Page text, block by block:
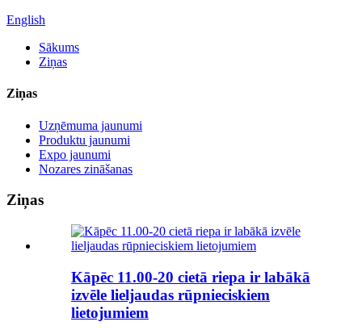
English
Sākums
Ziņas
Ziņas
Uzņēmuma jaunumi
Produktu jaunumi
Expo jaunumi
Nozares zināšanas
Ziņas
Kāpēc 11.00-20 cietā riepa ir labākā
izvēle lieljaudas rūpnieciskiem
lietojumiem